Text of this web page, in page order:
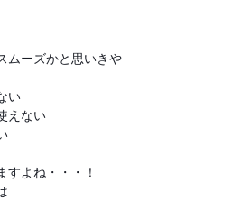
ムーズかと思いきや
い
えない
よね・・・！